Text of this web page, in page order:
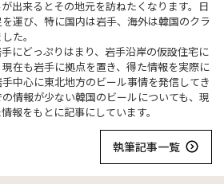
出来るとその地元を訪ねたくなります。日
運び、特に国内は岩手、海外は韓国のクラ
た。
にどっぷりはまり、岩手沿岸の仮設住宅に
在も岩手に拠点を置き、得た情報を実際に
中心に東北地方のビール事情を発信してき
情報が少ない韓国のビールについても、現
報をもとに記事にしています。
執筆記事一覧